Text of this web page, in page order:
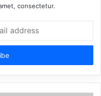
consectetur.